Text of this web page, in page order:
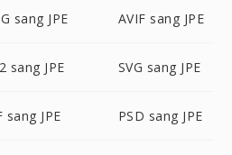
sang JPE AVIF sang JPE
sang JPE SVG sang JPE
sang JPE PSD sang JPE